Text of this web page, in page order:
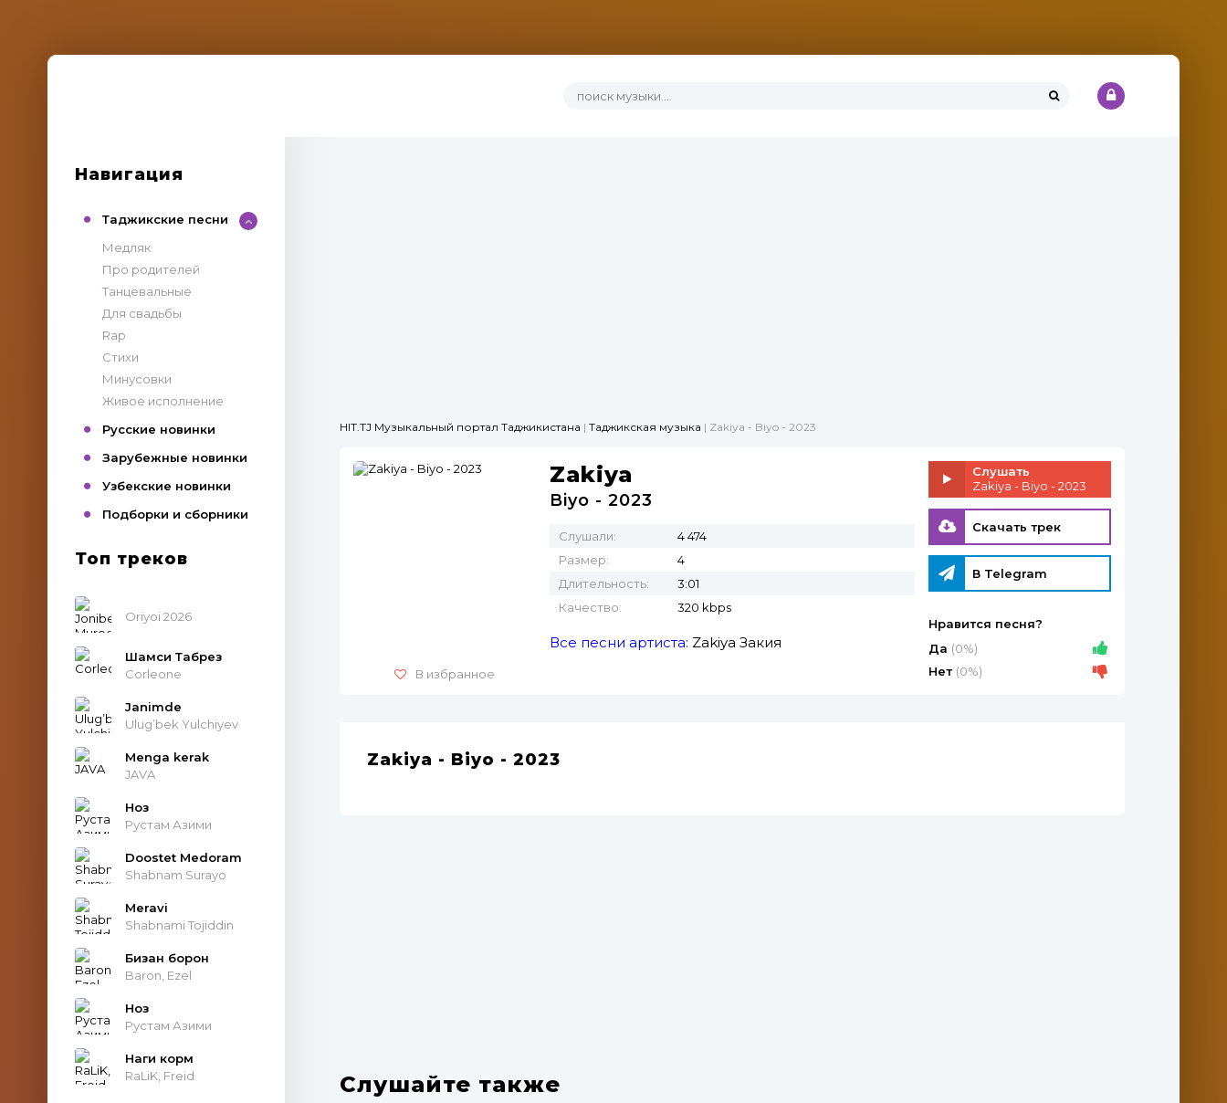
Навигация
Таджикские песни
Медляк
Про родителей
Танцевальные
Для свадьбы
Rap
Стихи
Минусовки
Живое исполнение
Русские новинки
Зарубежные новинки
Узбекские новинки
Подборки и сборники
Топ треков
Oriyoi 2026
Шамси Табрез
Corleone
Janimde
Ulug’bek Yulchiyev
Menga kerak
JAVA
Ноз
Рустам Азими
Doostet Medoram
Shabnam Surayo
Meravi
Shabnami Tojiddin
Бизан борон
Baron, Ezel
Ноз
Рустам Азими
Наги корм
RaLiK, Freid
HIT.TJ Музыкальный портал Таджикистана | Таджикская музыка | Zakiya - Biyo - 2023
В избранное
Zakiya
Biyo - 2023
Слушали:
4 474
Размер:
4
Длительность:
3:01
Качество:
320 kbps
Все песни артиста: Zakiya Закия
Слушать
Zakiya - Biyo - 2023
Скачать трек
В Telegram
Нравится песня?
Да (0%)
Нет (0%)
Zakiya - Biyo - 2023
Слушайте также